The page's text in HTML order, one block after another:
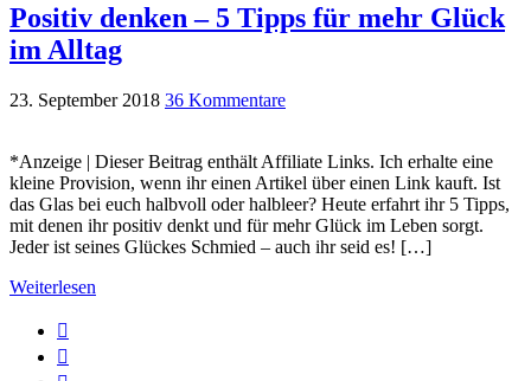
Positiv denken – 5 Tipps für mehr Glück
im Alltag
23. September 2018 36 Kommentare
*Anzeige | Dieser Beitrag enthält Affiliate Links. Ich erhalte eine
kleine Provision, wenn ihr einen Artikel über einen Link kauft. Ist
das Glas bei euch halbvoll oder halbleer? Heute erfahrt ihr 5 Tipps,
mit denen ihr positiv denkt und für mehr Glück im Leben sorgt.
Jeder ist seines Glückes Schmied – auch ihr seid es! […]
Weiterlesen